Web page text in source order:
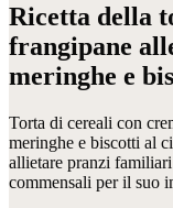
Ricetta della
frangipane
meringhe e
Torta di cereali con
meringhe e biscotti al
allietare pranzi
commensali per il suo